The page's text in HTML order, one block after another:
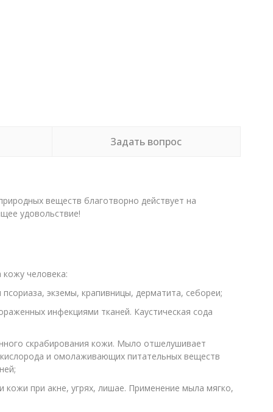
Задать вопрос
веществ благотворно действует на
удовольствие!
человека:
экземы, крапивницы, дерматита, себореи;
инфекциями тканей. Каустическая сода
скрабирования кожи. Мыло отшелушивает
и омолаживающих питательных веществ
при акне, угрях, лишае. Применение мыла мягко,